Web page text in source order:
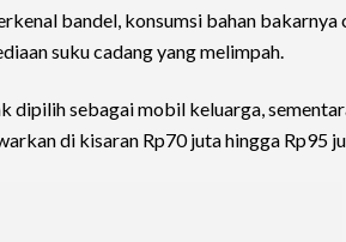
bandel, konsumsi bahan bakarnya
suku cadang yang melimpah.
dipilih sebagai mobil keluarga,
di kisaran Rp70 juta hingga Rp95